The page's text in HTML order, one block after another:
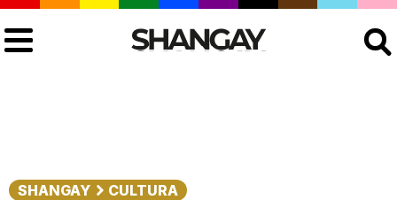
SHANGAY CULTURA